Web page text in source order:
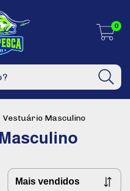
0
Vestuário Masculino